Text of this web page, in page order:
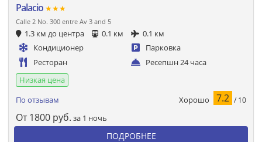
Palacio ★★★
Calle 2 No. 300 entre Av 3 and 5
1.3 км до центра 0.1 км
0.1 км
Кондиционер
Парковка
Ресторан
Ресепшн 24 часа
Низкая цена
По отзывам
Хорошо 7.2 / 10
От 1800 руб. за 1 ночь
ПОДРОБНЕЕ